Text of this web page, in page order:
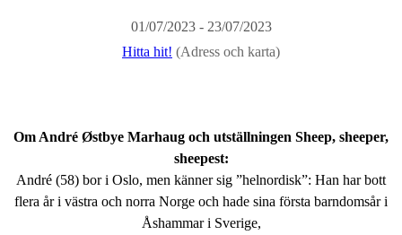
01/07/2023 - 23/07/2023
Hitta hit! (Adress och karta)
Om André Østbye Marhaug och utställningen Sheep, sheeper,
sheepest:
André (58) bor i Oslo, men känner sig ”helnordisk”: Han har bott
flera år i västra och norra Norge och hade sina första barndomsår i
Åshammar i Sverige,